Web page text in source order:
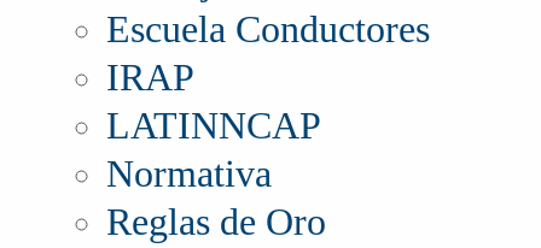
Escuela Conductores
IRAP
LATINNCAP
Normativa
Reglas de Oro